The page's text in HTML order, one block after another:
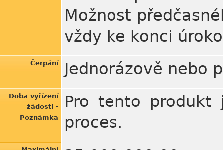
Možnost
vždy ke konci
Čerpání Jednorázově nebo
Doba vyřízení
žádosti -
Poznámka
Pro tento produkt
proces.